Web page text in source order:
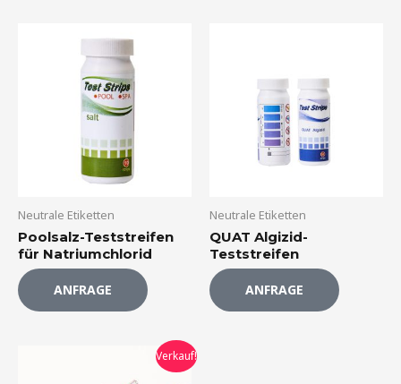
Neutrale Etiketten
Poolsalz-Teststreifen
für Natriumchlorid
ANFRAGE
Neutrale Etiketten
QUAT Algizid-
Teststreifen
ANFRAGE
Verkauf!